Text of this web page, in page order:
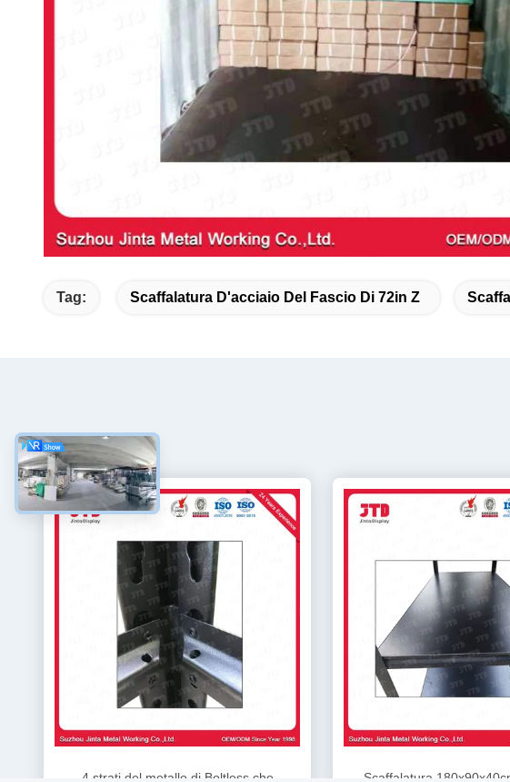
Tag: Scaffalatura D'acciaio Del Fascio Di 72in Z
4 strati del metallo di Boltless che Scaffalatura